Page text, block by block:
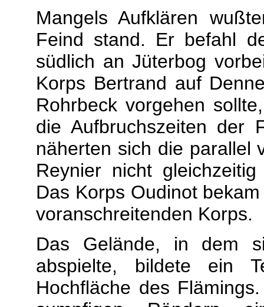
Mangels Aufklären
Feind stand. Er befahl
südlich an Jüterbog
Korps Bertrand auf
Rohrbeck vorgehen
die Aufbruchszeiten der
näherten sich die parallel
Reynier nicht
Das Korps Oudinot
voranschreitenden Korps.
Das Gelände, in dem
abspielte, bildete ein
Hochfläche des